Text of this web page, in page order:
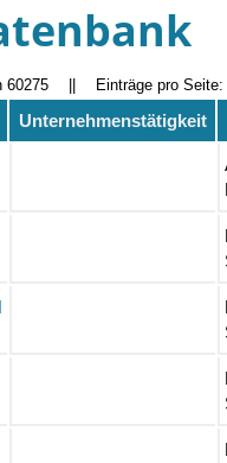
60275 Einträge pro Seite:
Unternehmenstätigkeit